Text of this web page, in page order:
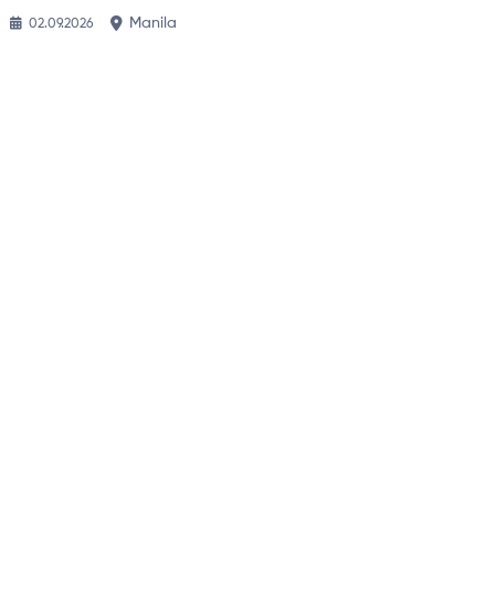
02.09.2026 Manila